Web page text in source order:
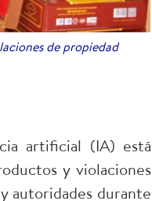
de propiedad
artificial (IA) está
y violaciones
autoridades durante